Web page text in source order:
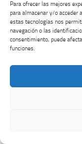
Para ofrecer las mejores
para almacenar y/o acceder
estas tecnologías nos
navegación o las
consentimiento, puede
funciones.
MÁS